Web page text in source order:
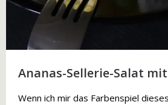
Ananas-Sellerie-Salat
Wenn ich mir das Farbenspiel